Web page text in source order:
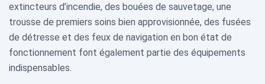
extincteurs d’incendie, des bouées de sauvetage, une
trousse de premiers soins bien approvisionnée, des fusées
de détresse et des feux de navigation en bon état de
fonctionnement font également partie des équipements
indispensables.